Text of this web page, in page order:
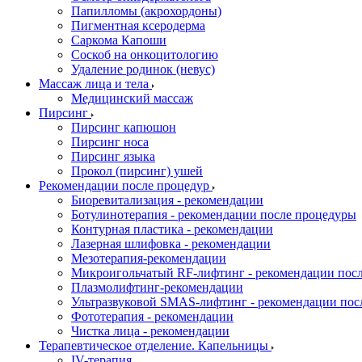
Папилломы (акрохордоны)
Пигментная ксеродерма
Саркома Капоши
Соскоб на онкоцитологию
Удаление родинок (невус)
Массаж лица и тела
Медицинский массаж
Пирсинг
Пирсинг капюшон
Пирсинг носа
Пирсинг языка
Прокол (пирсинг) ушей
Рекомендации после процедур
Биоревитализация - рекомендации
Ботулинотерапия - рекомендации после процедуры
Контурная пластика - рекомендации
Лазерная шлифовка - рекомендации
Мезотерапия-рекомендации
Микроигольчатый RF-лифтинг - рекомендации
Плазмолифтинг-рекомендации
Ультразвуковой SMAS-лифтинг - рекомендации
Фототерапия - рекомендации
Чистка лица - рекомендации
Терапевтическое отделение. Капельницы